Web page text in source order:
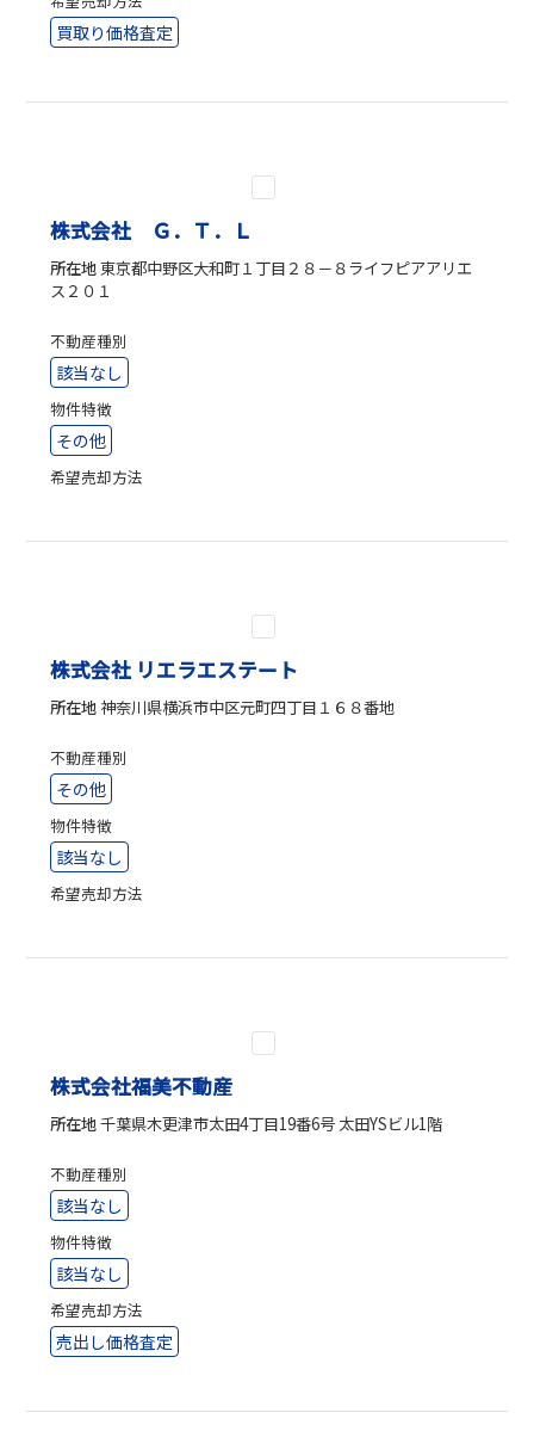
買取り価格査定
株式会社 Ｇ．Ｔ．Ｌ
所在地東京都中野区大和町１丁目２８－８ライフピアアリエ
ス２０１
不動産種別
該当なし
物件特徴
その他
希望売却方法
株式会社 リエラエステート
所在地 神奈川県横浜市中区元町四丁目１６８番地
不動産種別
その他
物件特徴
該当なし
希望売却方法
株式会社福美不動産
所在地千葉県木更津市太田4丁目19番6号 太田YSビル1階
不動産種別
該当なし
物件特徴
該当なし
希望売却方法
売出し価格査定